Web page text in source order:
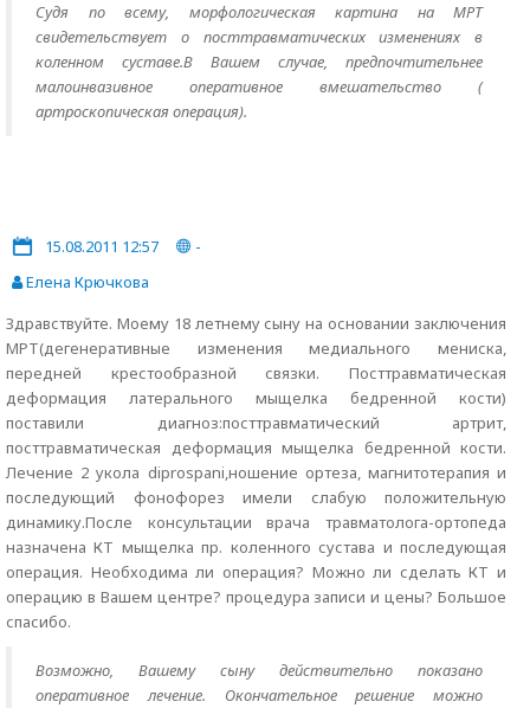
Судя по всему, морфологическая картина на МРТ
свидетельствует о посттравматических изменениях в
коленном суставе.В Вашем случае, предпочтительнее
малоинвазивное оперативное вмешательство (
артроскопическая операция).
15.08.2011 12:57
-
Елена Крючкова
Здравствуйте. Моему 18 летнему сыну на основании заключения
МРТ(дегенеративные изменения медиального мениска,
передней крестообразной связки. Посттравматическая
деформация латерального мыщелка бедренной кости)
поставили диагноз:посттравматический артрит,
посттравматическая деформация мыщелка бедренной кости.
Лечение 2 укола diprospani,ношение ортеза, магнитотерапия и
последующий фонофорез имели слабую положительную
динамику.После консультации врача травматолога-ортопеда
назначена КТ мыщелка пр. коленного сустава и последующая
операция. Необходима ли операция? Можно ли сделать КТ и
операцию в Вашем центре? процедура записи и цены? Большое
спасибо.
Возможно, Вашему сыну действительно показано
оперативное лечение. Окончательное решение можно